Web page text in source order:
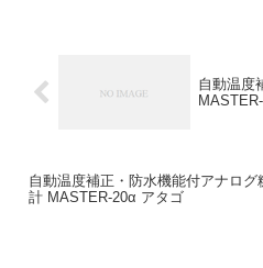
自動温度
自動温度補正・防水機能付アナログ
計 MASTER-20α アタゴ